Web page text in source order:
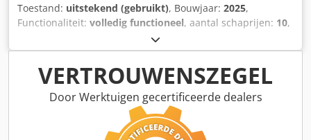
Toestand: uitstekend (gebruikt), Bouwjaar: 2025,
Functionaliteit: volledig functioneel, aantal schaprijen: 10,
Door de sluiting van onze zagerij hebben wij diverse
machines en accessoires te koop (zie foto's). Bij interesse
kunt u contact met ons opnemen. -Motor 45kW voor
hakselaar Dodjyi Erpjpfx Ahyeck -Dubbelzijdig
draagarmrek, 15 m lang
VERTROUWENSZEGEL
Door Werktuigen gecertificeerde dealers